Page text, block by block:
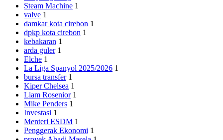
Steam Machine 1
valve 1
damkar kota cirebon 1
dpkp kota cirebon 1
kebakaran 1
arda guler 1
Elche 1
La Liga Spanyol 2025/2026 1
bursa transfer 1
Kiper Chelsea 1
Liam Rosenior 1
Mike Penders 1
Investasi 1
Menteri ESDM 1
Penggerak Ekonomi 1